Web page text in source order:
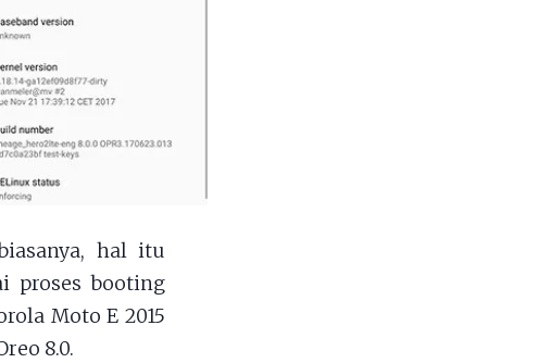
hal itu
proses booting
Moto E 2015
8.0.